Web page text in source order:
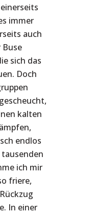
immer
auch
sich das
Doch
kalten
endlos
ich mir
friere,
In einer